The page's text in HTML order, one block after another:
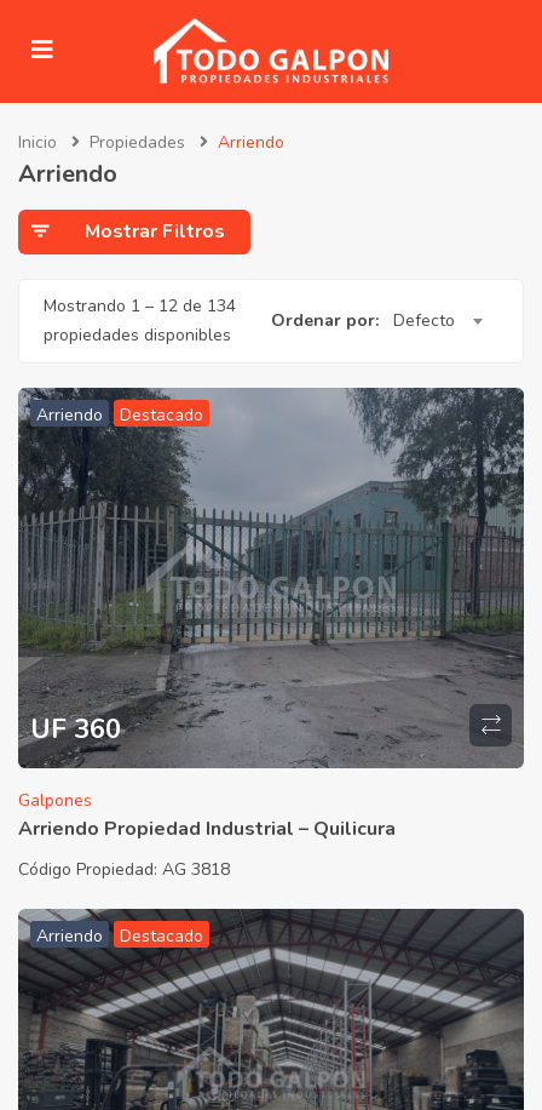
(Venta)
(Arriendo)
Inicio Propiedades Arriendo
Arriendo
Mostrar Filtros
Mostrando 1 – 12 de 134
propiedades disponibles
Ordenar por: Defecto
Arriendo Destacado
UF 360
Galpones
Arriendo Propiedad Industrial – Quilicura
Código Propiedad: AG 3818
Arriendo Destacado